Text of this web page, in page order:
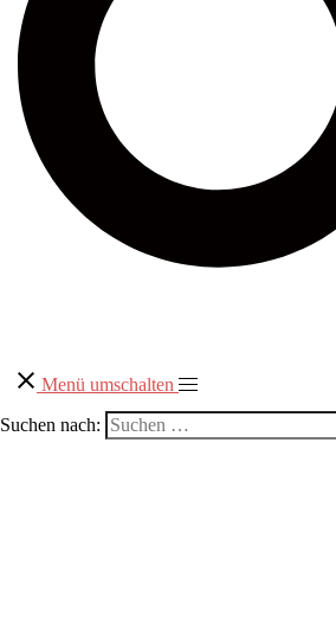
Menü umschalten
Suchen nach: